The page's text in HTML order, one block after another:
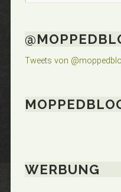
Tweets von
WERBUNG